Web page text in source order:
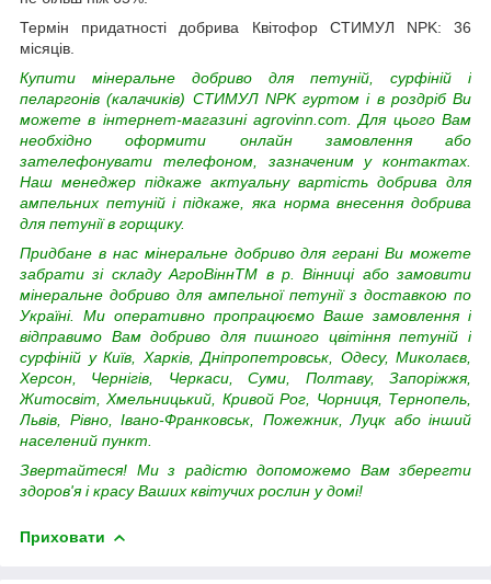
Термін придатності добрива Квітофор СТИМУЛ NPK: 36
місяців.
Купити мінеральне добриво для петуній, сурфіній і
пеларгонів (калачиків) СТИМУЛ NPK гуртом і в роздріб Ви
можете в інтернет-магазині agrovinn.com. Для цього Вам
необхідно оформити онлайн замовлення або
зателефонувати телефоном, зазначеним у контактах.
Наш менеджер підкаже актуальну вартість добрива для
ампельних петуній і підкаже, яка норма внесення добрива
для петунії в горщику.
Придбане в нас мінеральне добриво для герані Ви можете
забрати зі складу АгроВіннTM в р. Вінниці або замовити
мінеральне добриво для ампельної петунії з доставкою по
Україні. Ми оперативно пропрацюємо Ваше замовлення і
відправимо Вам добриво для пишного цвітіння петуній і
сурфіній у Київ, Харків, Дніпропетровськ, Одесу, Миколаєв,
Херсон, Чернігів, Черкаси, Суми, Полтаву, Запоріжжя,
Житосвіт, Хмельницький, Кривой Рог, Чорниця, Тернопель,
Львів, Рівно, Івано-Франковськ, Пожежник, Луцк або інший
населений пункт.
Звертайтеся! Ми з радістю допоможемо Вам зберегти
здоров'я і красу Ваших квітучих рослин у домі!
Приховати